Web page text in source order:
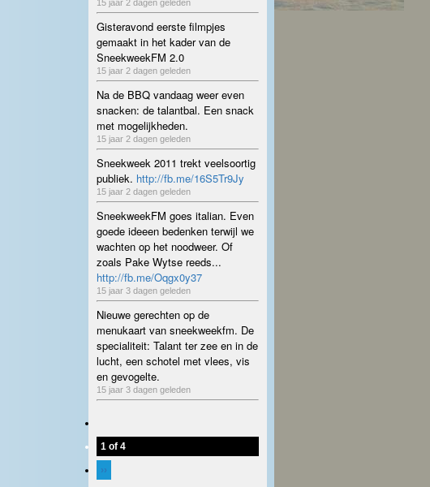
15 jaar 2 dagen geleden
Gisteravond eerste filmpjes
gemaakt in het kader van de
SneekweekFM 2.0
15 jaar 2 dagen geleden
Na de BBQ vandaag weer even
snacken: de talantbal. Een snack
met mogelijkheden.
15 jaar 2 dagen geleden
Sneekweek 2011 trekt veelsoortig
publiek. http://fb.me/16S5Tr9Jy
15 jaar 2 dagen geleden
SneekweekFM goes italian. Even
goede ideeen bedenken terwijl we
wachten op het noodweer. Of
zoals Pake Wytse reeds...
http://fb.me/Oqgx0y37
15 jaar 3 dagen geleden
Nieuwe gerechten op de
menukaart van sneekweekfm. De
specialiteit: Talant ter zee en in de
lucht, een schotel met vlees, vis
en gevogelte.
15 jaar 3 dagen geleden
1 of 4
››